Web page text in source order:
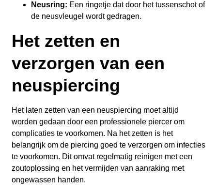
Neusring: Een ringetje dat door het tussenschot of
de neusvleugel wordt gedragen.
Het zetten en
verzorgen van een
neuspiercing
Het laten zetten van een neuspiercing moet altijd
worden gedaan door een professionele piercer om
complicaties te voorkomen. Na het zetten is het
belangrijk om de piercing goed te verzorgen om infecties
te voorkomen. Dit omvat regelmatig reinigen met een
zoutoplossing en het vermijden van aanraking met
ongewassen handen.